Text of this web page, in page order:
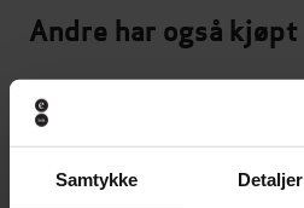
Samtykke Detaljer
Andre har også kjøpt